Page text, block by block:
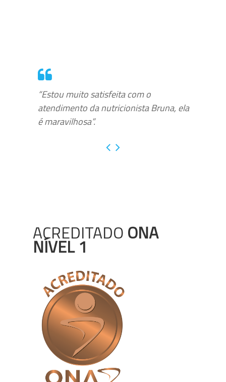
“Estou muito satisfeita com o
atendimento da nutricionista Bruna, ela
é maravilhosa”.
ACREDITADO ONA
NÍVEL 1